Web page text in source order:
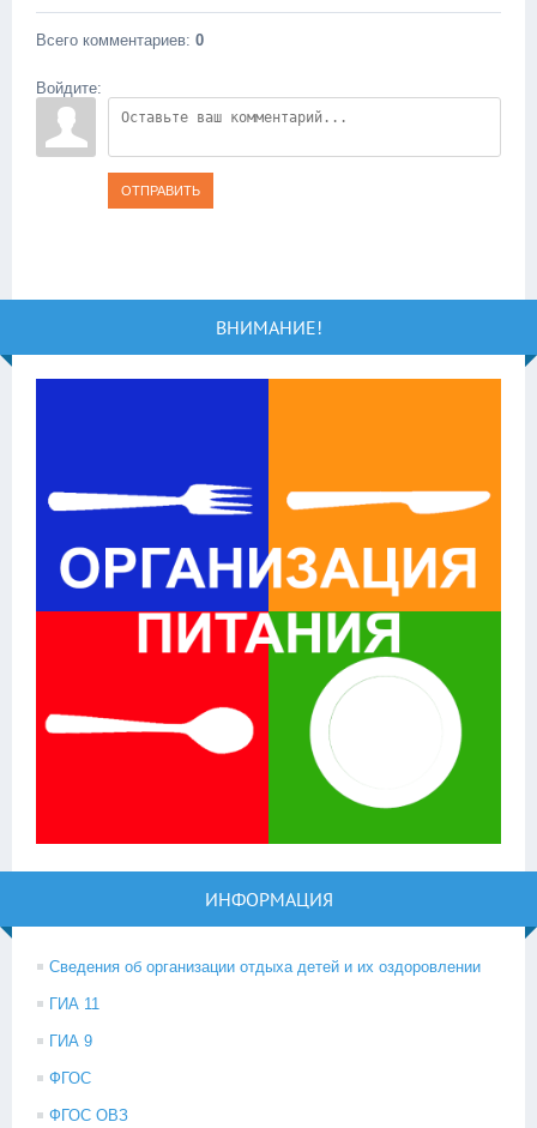
Всего комментариев: 0
Войдите:
ОТПРАВИТЬ
ВНИМАНИЕ!
ИНФОРМАЦИЯ
Сведения об организации отдыха детей и их оздоровлении
ГИА 11
ГИА 9
ФГОС
ФГОС ОВЗ